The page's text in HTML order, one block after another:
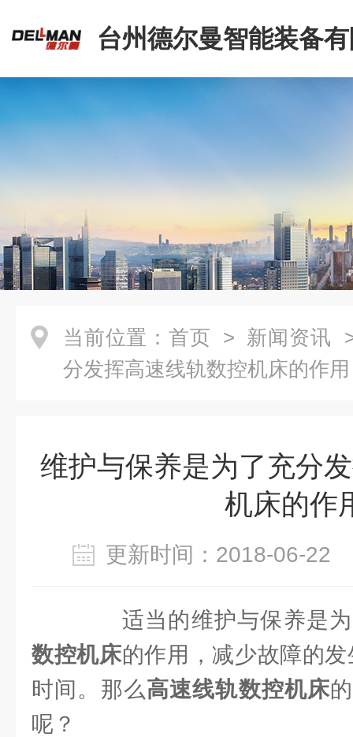
台州德尔曼智能装备
当前位置： 首页 > 新闻资讯
分发挥高速线轨数控机床的作用
维护与保养是为了充分
机床的作
更新时间：2018-06-
适当的维护与保养是为
数控机床的作用，减少故障的
时间。那么高速线轨数控机床
呢？